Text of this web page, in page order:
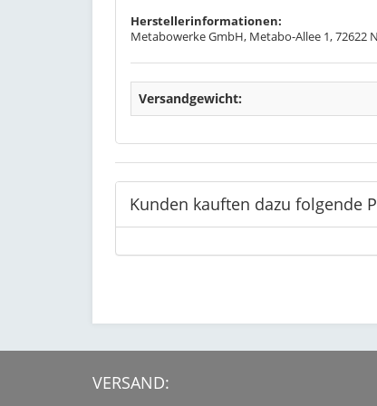
Herstellerinformationen:
Metabowerke GmbH, Metabo-Allee 1,
Versandgewicht:
Kunden kauften dazu folgende
VERSAND: